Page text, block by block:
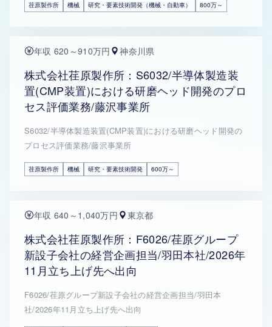
荏原製作所 機械 研究・要素技術開発（機械・自動車） 800万～
年収 620～910万円 神奈川県
株式会社荏原製作所：S6032/半導体製造装
置(CMP装置)における研磨ヘッド開発のプロ
セス評価業務/藤沢事業所
S6032/半導体製造装置(CMP装置)における研磨ヘッド開発の
プロセス評価業務/藤沢事業所
荏原製作所 機械 研究・要素技術開発 600万～
年収 640～1,040万円 東京都
株式会社荏原製作所：F6026/荏原グループ
新設子会社の経営企画担当/羽田本社/2026年
11月立ち上げ先へ出向
F6026/荏原グループ新設子会社の経営企画担当/羽田本
社/2026年11月立ち上げ先へ出向